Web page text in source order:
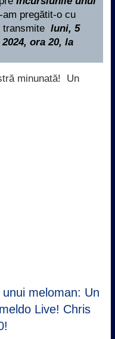
pregătit-o cu
transmite luni, 5
ora 20, la
minunată! Un
meloman: Un
Live! Chris